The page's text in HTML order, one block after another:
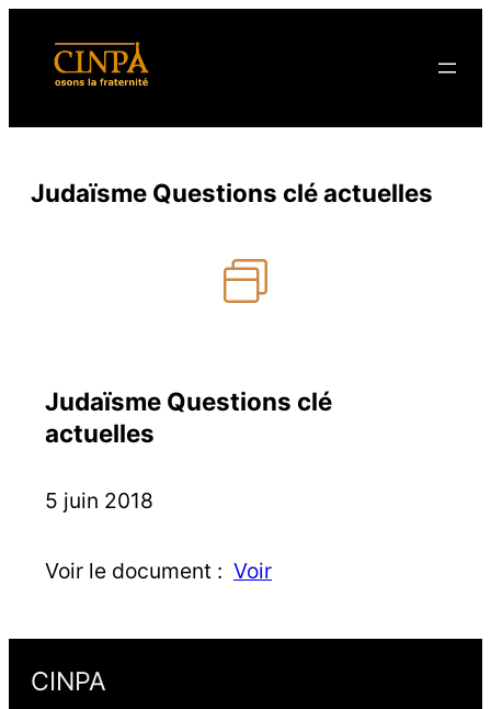
Judaïsme Questions clé actuelles
Judaïsme Questions clé
actuelles
5 juin 2018
Voir le document : Voir
CINPA